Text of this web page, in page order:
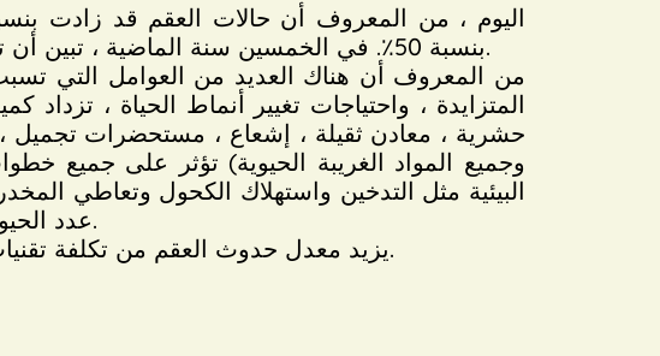
بنسبة 50٪. في الخمسين سنة الماضية ، تبين أن تركيز الحيوانات المنوية البشرية قد انخفض من 113 مليون / مل إلى 61 مليون / مل.
من المعروف أن هناك العديد من العوامل التي
المتزايدة ، واحتياجات تغيير أنماط الحياة ،
حشرية ، معادن ثقيلة ، إشعاع ، مستحضرات تجميل ،
وجميع المواد الغريبة الحيوية) تؤثر على جميع
البيئية مثل التدخين واستهلاك الكحول وتعاطي
عدد الحيوانات المنوية لدى الرجال يتناقص مع مرور كل عام وأنهم يصبحون عقمين أكثر فأكثر.
يزيد معدل حدوث العقم من تكلفة تقنيات الإنجاب المساعدة ويثير مخاوف جدية بشأن التكاثر البشري في جميع أنحاء العالم.